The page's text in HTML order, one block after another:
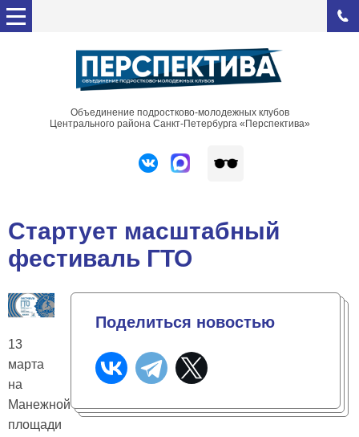
Объединение подростково-молодежных клубов
Центрального района Санкт-Петербурга «Перспектива»
Стартует масштабный
фестиваль ГТО
13
марта
на
Манежной
площади
Поделиться новостью